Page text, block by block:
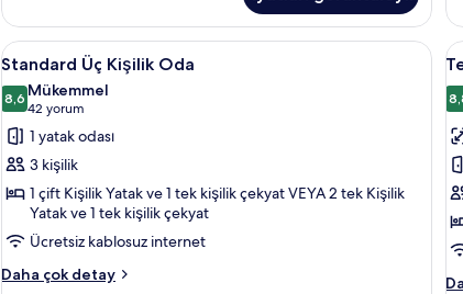
hakkında
daha
fazla
detay
İki
Standard
Üç
Kişilik
Oda
için
tüm
fotoğrafları
görün
Standard Üç Kişilik Oda | Anti alerjik
4
Standard Üç Kişilik Oda
8,68,6 / 10
Mükemmel
42 yorum
(42
yorum)
1 yatak odası
3 kişilik
1 çift Kişilik Yatak ve 1 tek kişilik çekyat VEYA 2 tek Kişilik
Yatak ve 1 tek kişilik çekyat
Ücretsiz kablosuz internet
Daha çok detay
Standard